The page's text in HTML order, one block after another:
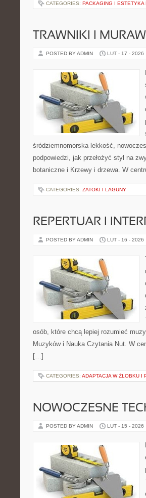
CATEGORIES: PACKAGING I ESTETYKA
TRAWNIKI I
POSTED BY ADMIN LUT - 17 - 2026
śródziemnomorska lekkość,
podpowiedzi, jak przełożyć styl na
botaniczne i Krzewy i drzewa. W
CATEGORIES: ZATOKI I LAGUNY
REPERTUAR I
POSTED BY ADMIN LUT - 16 - 2026
osób, które chcą lepiej rozumieć
Muzyków i Nauka Czytania Nut. W
[…]
CATEGORIES: ADAPTACJA W ŻŁOBKU I
NOWOCZESNE
POSTED BY ADMIN LUT - 15 - 2026